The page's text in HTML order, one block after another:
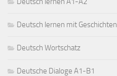
Deutsch lernen mit Geschichten
Deutsch Wortschatz
Deutsche Dialoge A1-B1